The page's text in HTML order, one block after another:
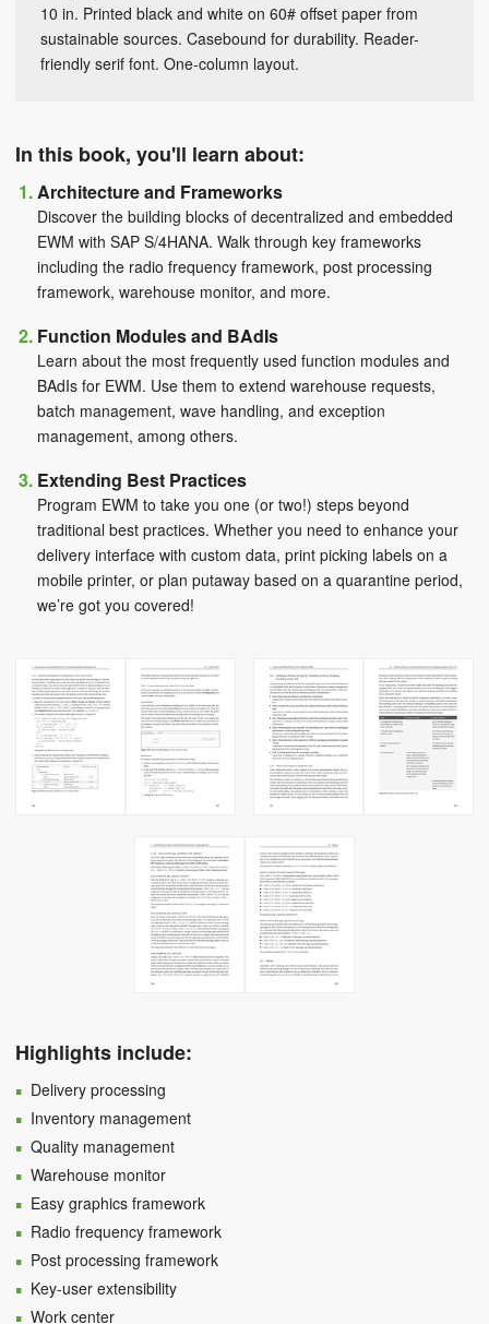
10 in. Printed black and white on 60# offset paper from
sustainable sources. Casebound for durability. Reader-
friendly serif font. One-column layout.
In this book, you'll learn about:
Architecture and Frameworks
Discover the building blocks of decentralized and embedded
EWM with SAP S/4HANA. Walk through key frameworks
including the radio frequency framework, post processing
framework, warehouse monitor, and more.
Function Modules and BAdIs
Learn about the most frequently used function modules and
BAdIs for EWM. Use them to extend warehouse requests,
batch management, wave handling, and exception
management, among others.
Extending Best Practices
Program EWM to take you one (or two!) steps beyond
traditional best practices. Whether you need to enhance your
delivery interface with custom data, print picking labels on a
mobile printer, or plan putaway based on a quarantine period,
we’re got you covered!
Highlights include:
Delivery processing
Inventory management
Quality management
Warehouse monitor
Easy graphics framework
Radio frequency framework
Post processing framework
Key-user extensibility
Work center